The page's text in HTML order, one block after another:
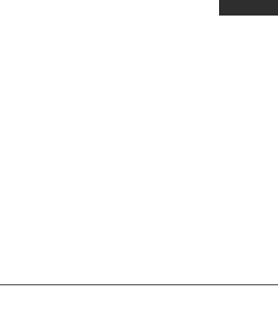
de séjourNe laissez pas